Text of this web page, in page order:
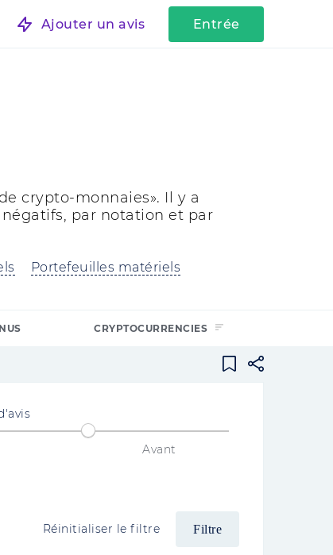
Ajouter un avis Entrée
crypto-monnaies». Il y a
par notation et par
Portefeuilles matériels
CRYPTOCURRENCIES
Avant
Réinitialiser le filtre